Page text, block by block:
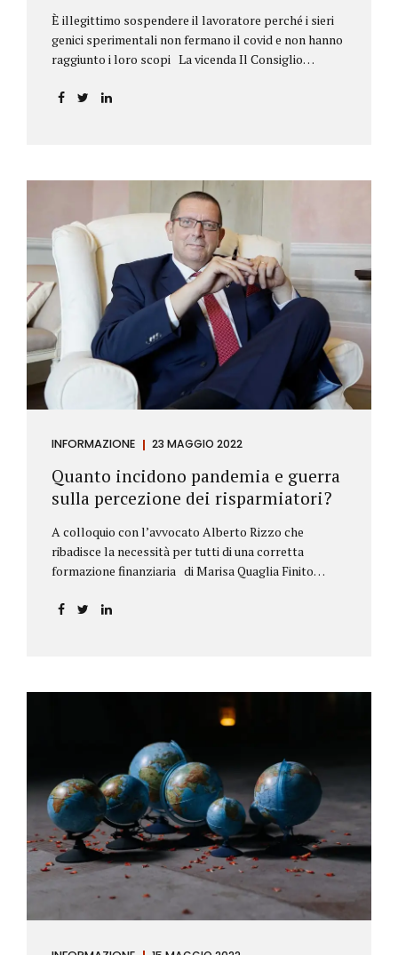
È illegittimo sospendere il lavoratore perché i sieri
genici sperimentali non fermano il covid e non hanno
raggiunto i loro scopi La vicenda Il Consiglio
alla sospensione di una propria iscritta, a causa del
76/2021. La psicologa ricorreva in via d’urgenza al
Tribunale di Firenze per chiedere la sospensione di
tale provvedimento, gravemente pregiudizievole per
la propria persona, in quanto impeditivo dello
svolgimento della libera professione. Per il Giudice
fiorentino, Dott.ssa Susanna Zanda, il
provvedimento assunto dal Consiglio lede...
INFORMAZIONE 23 MAGGIO 2022
Quanto incidono pandemia e guerra
sulla percezione dei risparmiatori?
A colloquio con l’avvocato Alberto Rizzo che
ribadisce la necessità per tutti di una corretta
formazione finanziaria di Marisa Quaglia Finito
periodo grigio della pandemia da Covid, possiamo
bancario e postale, direttore generale
dell’Accademia di educazione finanziaria presieduta
da Beppe Ghisolfi. Avvocato Rizzo, si sono
registrati cambiamenti sulla percezione della
sicurezza dei propri risparmi? Parto da una
considerazione scientifica. John Ioannidis, noto
professore di medicina, di epidemiologia e...